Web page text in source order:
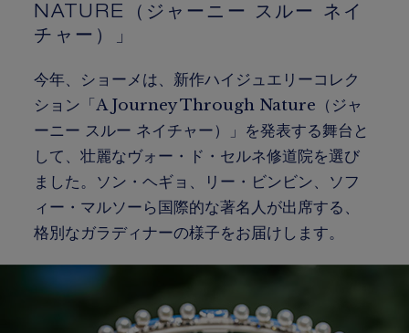
NATURE（ジャーニー スルー ネイ
チャー）」
今年、ショーメは、新作ハイジュエリーコレク
ション「A Journey Through Nature（ジャ
ーニー スルー ネイチャー）」を発表する舞台と
して、壮麗なヴォー・ド・セルネ修道院を選び
ました。ソン・ヘギョ、リー・ビンビン、ソフ
ィー・マルソーら国際的な著名人が出席する、
格別なガラディナーの様子をお届けします。